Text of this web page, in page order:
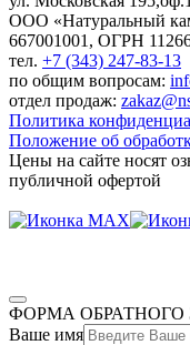
ООО «Натуральный
667001001, ОГРН
тел. +7 (343) 247-83-13
по общим вопросам:
отдел продаж:
Политика
Положение об
Цены на сайте носят
публичной офертой
ФОРМА ОБРАТНОГО
Ваше имя